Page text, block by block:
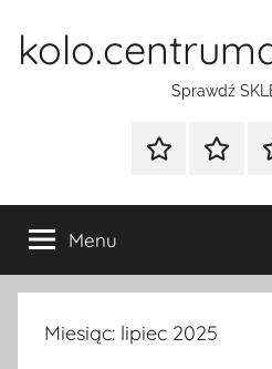
Sprawdź
Strona
Menu
Miesiąc: lipiec 2025